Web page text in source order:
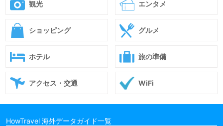
観光 エンタメ
ショッピング グルメ
ホテル 旅の準備
アクセス・交通 WiFi
HowTravel 海外データガイド一覧